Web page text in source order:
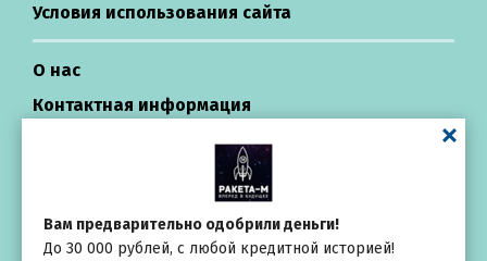
Вам предварительно одобрили деньги!
До 30 000 рублей, с любой кредитной историей!
Условия использования сайта
О нас
Контактная информация
Займы в России